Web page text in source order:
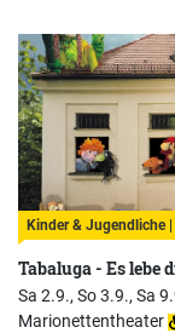
Kinder & Jugendliche |
Tabaluga - Es lebe
Sa 2.9., So 3.9., Sa
Marionettentheater